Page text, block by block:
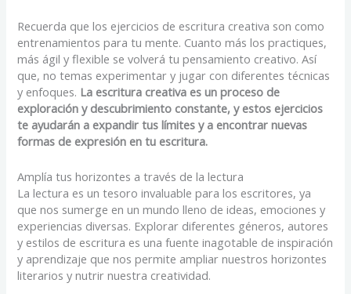
Recuerda que los ejercicios de escritura creativa son como
entrenamientos para tu mente. Cuanto más los practiques,
más ágil y flexible se volverá tu pensamiento creativo. Así
que, no temas experimentar y jugar con diferentes técnicas
y enfoques. La escritura creativa es un proceso de
exploración y descubrimiento constante, y estos ejercicios
te ayudarán a expandir tus límites y a encontrar nuevas
formas de expresión en tu escritura.
Amplía tus horizontes a través de la lectura
La lectura es un tesoro invaluable para los escritores, ya
que nos sumerge en un mundo lleno de ideas, emociones y
experiencias diversas. Explorar diferentes géneros, autores
y estilos de escritura es una fuente inagotable de inspiración
y aprendizaje que nos permite ampliar nuestros horizontes
literarios y nutrir nuestra creatividad.